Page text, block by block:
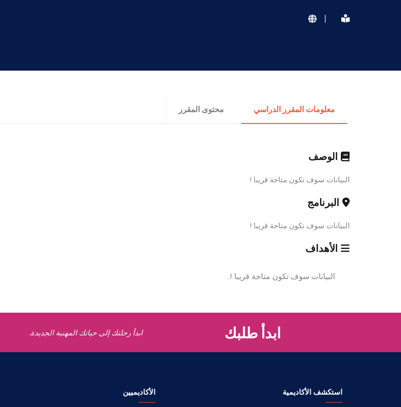
|
معلومات المقرر الدراسي محتوى المقرر
الوصف
البيانات سوف تكون متاحة قريبا !
البرنامج
البيانات سوف تكون متاحة قريبا !
الأهداف
البيانات سوف تكون متاحة قريبا !.
ابدأ طلبك ابدأ رحلتك إلى حياتك المهنية الجديدة.
استكشف الأكاديمية الأكاديميين